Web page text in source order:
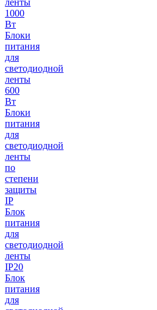
ленты
1000
Вт
Блоки
питания
для
светодиодной
ленты
600
Вт
Блоки
питания
для
светодиодной
ленты
по
степени
защиты
IP
Блок
питания
для
светодиодной
ленты
IP20
Блок
питания
для